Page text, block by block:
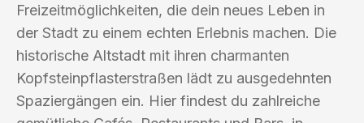
Freizeitmöglichkeiten, die dein neues Leben in
der Stadt zu einem echten Erlebnis machen. Die
historische Altstadt mit ihren charmanten
Kopfsteinpflasterstraßen lädt zu ausgedehnten
Spaziergängen ein. Hier findest du zahlreiche